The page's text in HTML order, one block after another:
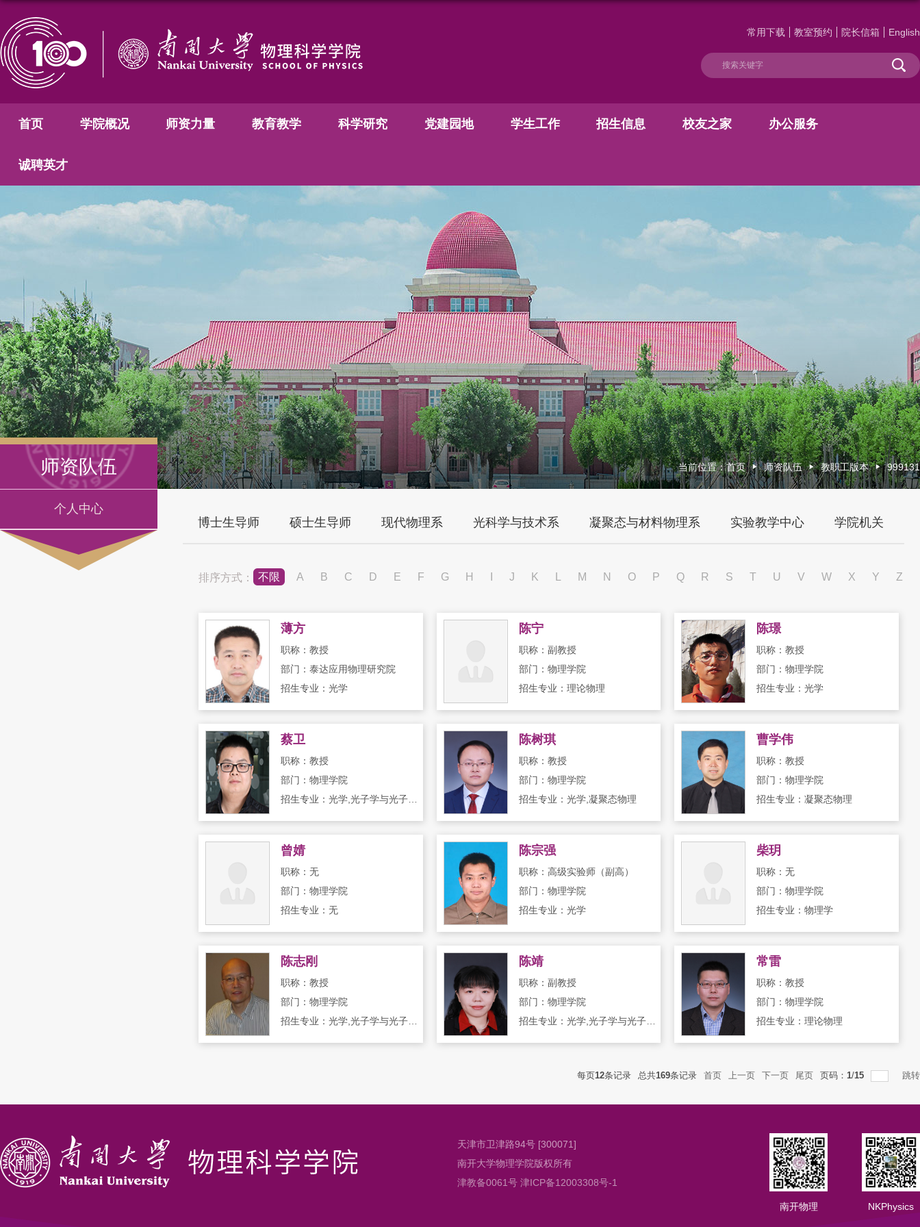
常用下载 教室预约 院长信箱 English
首页 学院概况 师资力量 教育教学 科学研究 党建园地 学生工作 招生信息 校友之家 办公服务
诚聘英才
师资队伍
个人中心
当前位置：首页 师资队伍 教职工版本 999131
博士生导师 硕士生导师 现代物理系 光科学与技术系 凝聚态与材料物理系 实验教学中心 学院机关
排序方式： 不限 A B C D E F G H J K M N O P Q R S T U V W X Y Z
薄方
职称：教授
部门：泰达应用物理研究院
招生专业：光学
陈宁
职称：副教授
部门：物理学院
招生专业：理论物理
陈璟
职称：教授
部门：物理学院
招生专业：光学
蔡卫
职称：教授
部门：物理学院
陈树琪
职称：教授
部门：物理学院
招生专业：光学,凝聚态物理
曹学伟
职称：教授
部门：物理学院
招生专业：凝聚态物理
曾婧
职称：无
部门：物理学院
招生专业：无
陈宗强
职称：高级实验师（副高）
部门：物理学院
招生专业：光学
柴玥
职称：无
部门：物理学院
招生专业：物理学
陈志刚
职称：教授
部门：物理学院
陈靖
职称：副教授
部门：物理学院
招生专业：光学,光子学与光子技术,凝聚态物理
常雷
职称：教授
部门：物理学院
招生专业：理论物理
每页12条记录 总共169条记录 首页 上一页 下一页 尾页 页码： 1/15 跳转
天津市卫津路94号 [300071]
南开大学物理学院版权所有
津教备0061号 津ICP备12003308号-1
南开物理 NKPhysics